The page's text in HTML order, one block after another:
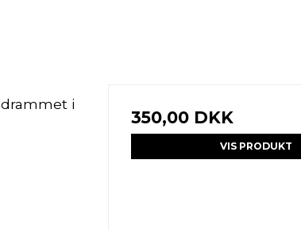
i
350,00 DKK
VIS PRODUKT